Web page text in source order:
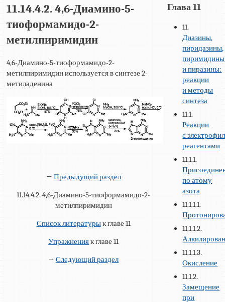
11.14.4.2. 4,6-Диамино-5-
тиоформамидо-2-
метилпиримидин
4,6-Диамино-5-тиоформамидо-2-
метилпиримидин используется в синтезе 2-
метиладенина
← Предыдущий раздел
11.14.4.2. 4,6-Диамино-5-тиоформамидо-2-
метилпиримидин
Список литературык главе 11
Упражненияк главе 11
→Следующий раздел
Глава 11
11.
Диазины,
пиридазины,
пиримидины
и пиразины:
реакции
и методы
синтеза
11.1.
Реакции
с
реагентами
11.1.1.
по атому
азота
11.1.1.1.
11.1.1.2.
11.1.1.3.
Окисление
11.1.2.
Замещение
при